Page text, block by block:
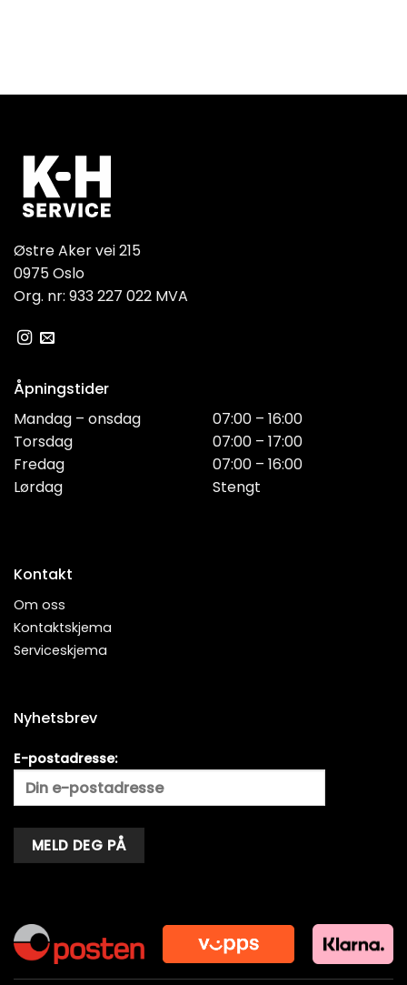
Østre Aker vei 215
0975 Oslo
Org. nr: 933 227 022 MVA
Åpningstider
Mandag – onsdag
Torsdag
Fredag
Lørdag
07:00 – 16:00
07:00 – 17:00
07:00 – 16:00
Stengt
Kontakt
Om oss
Kontaktskjema
Serviceskjema
Nyhetsbrev
E-postadresse: